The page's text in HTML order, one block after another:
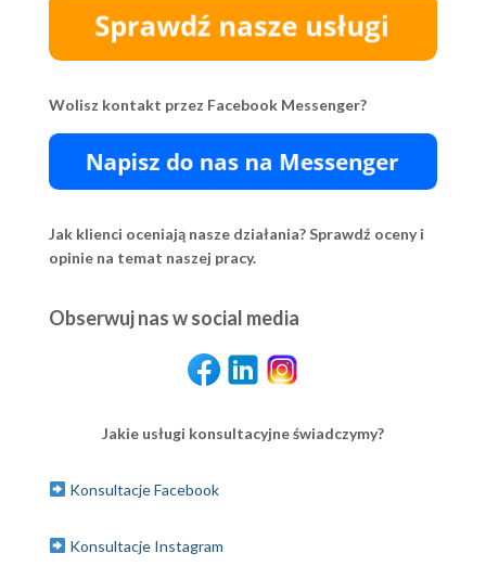
Wolisz kontakt przez Facebook Messenger?
Jak klienci oceniają nasze działania? Sprawdź oceny i
opinie na temat naszej pracy.
Obserwuj nas w social media
Jakie usługi konsultacyjne świadczymy?
Konsultacje Facebook
Konsultacje Instagram